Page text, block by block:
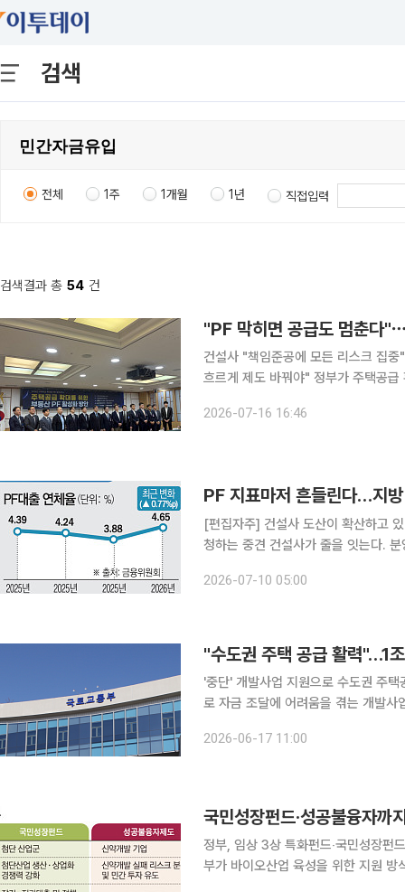
검색
전체 1주 1개월 1년 직접입력
검색결과 총 54 건
"PF 막히면 공급도 멈춘다
건설사 "책임준공에 모든 리스크 집
흐르게 제도 바꿔야" 정부가 주택공급 확대를 추진하는 가운데 건설업계와 금융권이 부동산 프로젝
책임을 지우고 금융기관도 사업성보
2026-07-16 16:46
[편집자주] 건설사 도산이 확산하고
청하는 중견 건설사가 줄을 잇는다.
회생 기록, 국토교통부 건설 행정 데
2026-07-10 05:00
"수도권 주택 공급 활력"…1
'중단' 개발사업 지원으로 수도권 주택공급 촉진 정부가 부동산 프로젝트파이
로 자금 조달에 어려움을 겪는 개발사
2026-06-17 11:00
국민성장펀드·성공불융자
정부, 임상 3상 특화펀드‧국민성장펀
부가 바이오산업 육성을 위한 지원